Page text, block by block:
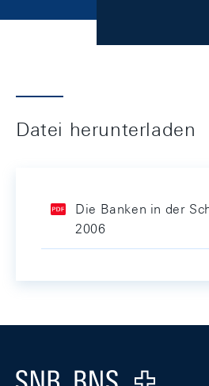
Datei herunterladen
Die Banken in der
2006
Logo